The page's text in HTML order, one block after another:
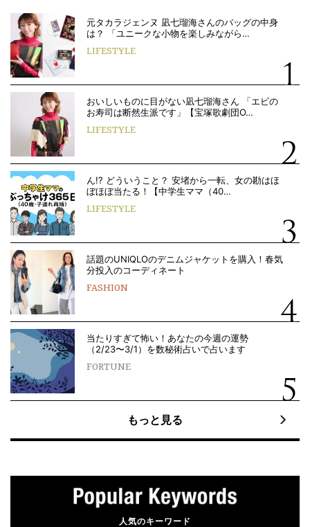
元タカラジェンヌ 凪七瑠海さんのバッグの中身
は？ 「ユニークな小物を楽しみながら…
LIFESTYLE
おいしいものに目がない凪七瑠海さん 「エビの
お寿司は断然生派です」【宝塚歌劇団O…
LIFESTYLE
ん!? どういうこと？ 安堵から一転、女の勘はほ
ぼほぼ当たる！【中学生ママ（40…
LIFESTYLE
話題のUNIQLOのデニムジャケットを購入！春気
分投入のコーディネート
FASHION
当たりすぎて怖い！あなたの今週の運勢
（2/23〜3/1）を数秘術占いで占います
FORTUNE
もっと見る
人気のキーワード